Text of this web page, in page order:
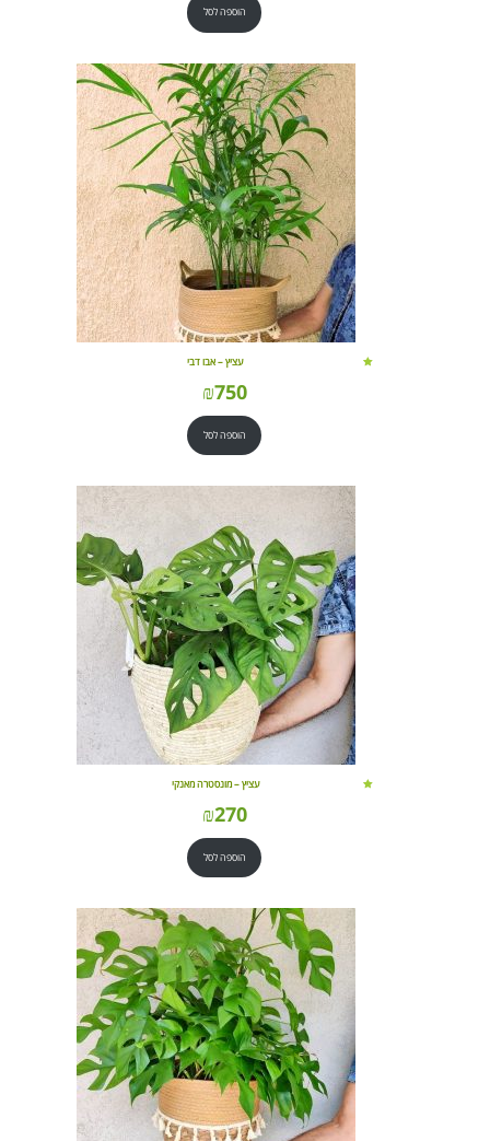
הוספה לסל
עציץ – אבו דבי
₪750
הוספה לסל
עציץ – מונסטרה מאנקי
₪270
הוספה לסל